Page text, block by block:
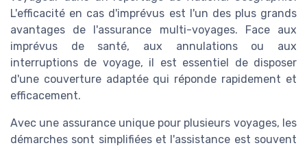
L'efficacité en cas d'imprévus est l'un des plus grands
avantages de l'assurance multi-voyages. Face aux
imprévus de santé, aux annulations ou aux
interruptions de voyage, il est essentiel de disposer
d'une couverture adaptée qui réponde rapidement et
efficacement.
Avec une assurance unique pour plusieurs voyages, les
démarches sont simplifiées et l'assistance est souvent